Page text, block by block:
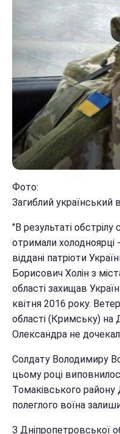
Фото:
Загиблий український
"В результаті
отримали холодноярці
віддані патріоти
Борисович Холін з
області захищав
квітня 2016 року.
області (Кримську)
Олександра не
Солдату Володимиру
цьому році
Томаківського району
полеглого воїна
З Дніпропетровської